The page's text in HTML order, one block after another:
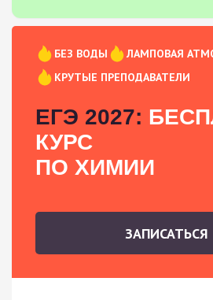
БЕЗ ВОДЫ
ЛАМПОВАЯ
КРУТЫЕ ПРЕПОДАВАТЕЛИ
ЕГЭ 2027:
КУРС
ПО ХИМИИ
ЗАПИСАТЬСЯ